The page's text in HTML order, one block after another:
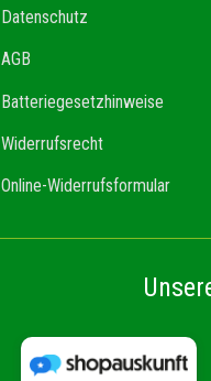
Datenschutz
AGB
Batteriegesetzhinweise
Widerrufsrecht
Online-Widerrufsformular